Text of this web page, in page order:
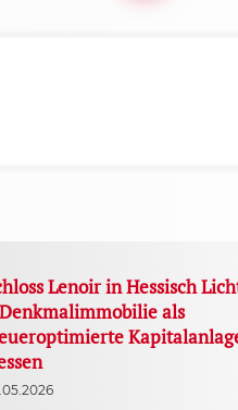
Lenoir in Hessisch
als